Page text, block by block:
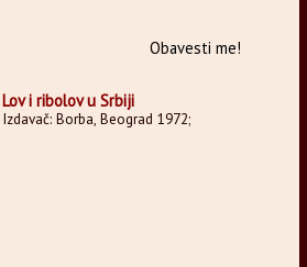
Obavesti me!
Lov i ribolov u Srbiji
Izdavač: Borba, Beograd 1972;